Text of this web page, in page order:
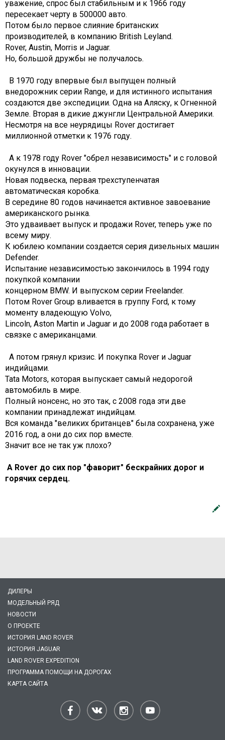
уважение, спрос был стабильным и к 1966 году
пересекает черту в 500000 авто.
Потом было первое слияние британских
производителей, в компанию British Leyland.
Rover, Austin, Morris и Jaguar.
Но, большой дружбы не получалось.
В 1970 году впервые был выпущен полный
внедорожник серии Range, и для истинного испытания
создаются две экспедиции. Одна на Аляску, к Огненной
Земле. Вторая в дикие джунгли Центральной Америки.
Несмотря на все неурядицы Rover достигает
миллионной отметки к 1976 году.
А к 1978 году Rover "обрел независимость" и с головой
окунулся в инновации.
Новая подвеска, первая трехступенчатая
автоматическая коробка.
В середине 80 годов начинается активное завоевание
американского рынка.
Это удваивает выпуск и продажи Rover, теперь уже по
всему миру.
К юбилею компании создается серия дизельных машин
Defender.
Испытание независимостью закончилось в 1994 году
покупкой компании
концерном BMW. И выпуском серии Freelander.
Потом Rover Group вливается в группу Ford, к тому
моменту владеющую Volvo,
Lincoln, Aston Martin и Jaguar и до 2008 года работает в
связке с американцами.
А потом грянул кризис. И покупка Rover и Jaguar
индийцами.
Tata Motors, которая выпускает самый недорогой
автомобиль в мире.
Полный нонсенс, но это так, с 2008 года эти две
компании принадлежат индийцам.
Вся команда "великих британцев" была сохранена, уже
2016 год, а они до сих пор вместе.
Значит все не так уж плохо?
А Rover до сих пор "фаворит" бескрайних дорог и
горячих сердец.
ДИЛЕРЫ
МОДЕЛЬНЫЙ РЯД
НОВОСТИ
О ПРОЕКТЕ
ИСТОРИЯ LAND ROVER
ИСТОРИЯ JAGUAR
LAND ROVER EXPEDITION
ПРОГРАММА ПОМОЩИ НА ДОРОГАХ
КАРТА САЙТА